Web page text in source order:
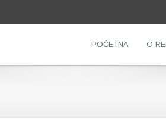
POČETNA O